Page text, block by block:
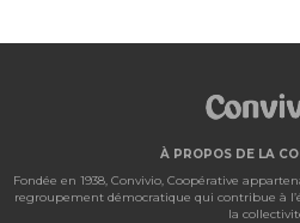
À PROPOS DE LA
Fondée en 1938, Convivio, Coopérative
regroupement démocratique qui contribue à
la